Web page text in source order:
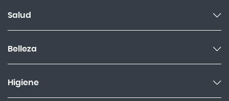
Salud
Salud del sueño y sistema nervioso
Belleza
Higiene